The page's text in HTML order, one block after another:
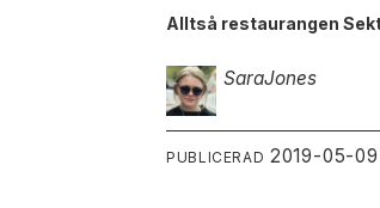
Alltså restaurangen
SaraJones
PUBLICERAD 2019-05-